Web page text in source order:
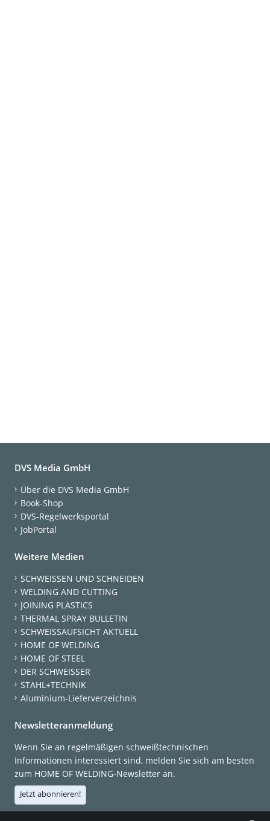
DVS Media GmbH
Über die DVS Media GmbH
Book-Shop
DVS-Regelwerksportal
JobPortal
Weitere Medien
SCHWEISSEN UND SCHNEIDEN
WELDING AND CUTTING
JOINING PLASTICS
THERMAL SPRAY BULLETIN
SCHWEISSAUFSICHT AKTUELL
HOME OF WELDING
HOME OF STEEL
DER SCHWEISSER
STAHL+TECHNIK
Aluminium-Lieferverzeichnis
Newsletteranmeldung
Wenn Sie an regelmäßigen schweißtechnischen
Informationen interessiert sind, melden Sie sich am besten
zum HOME OF WELDING-Newsletter an.
Jetzt abonnieren!